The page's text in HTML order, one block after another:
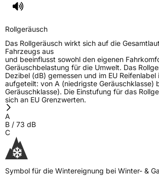
Rollgeräusch
Das Rollgeräusch wirkt sich auf die
Fahrzeugs aus
und beeinflusst sowohl den eigenen
Geräuschbelastung für die Umwelt. Das
Dezibel (dB) gemessen und im EU Reifenlabel
aufgeteilt: von A (niedrigste Geräuschklasse)
Geräuschklasse). Die Einstufung für das
sich an EU Grenzwerten.
A
B / 73 dB
C
Symbol für die Wintereignung bei Winter- &